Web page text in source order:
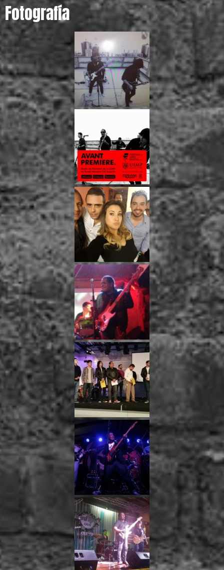
Fotografía